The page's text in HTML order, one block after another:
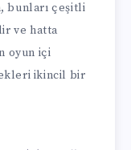
bunları çeşitli
ve hatta
oyun içi
ikincil bir